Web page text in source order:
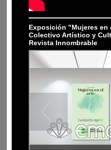
Exposición "Mujeres en
Colectivo Artístico y
Revista Innombrable